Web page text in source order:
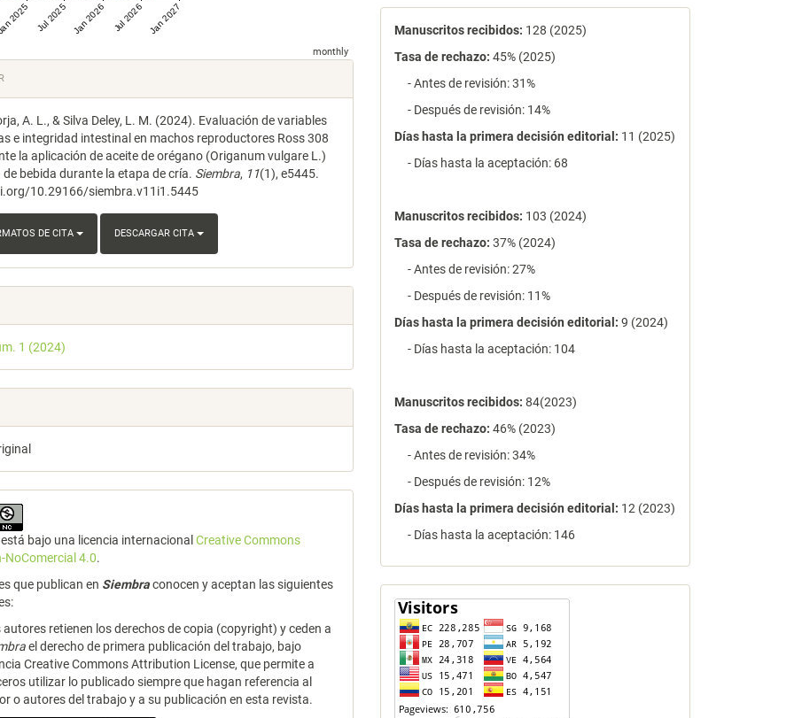
2025 Jul 2025 Jan 2026 Jul 2026 Jan 2027
monthly
A. L., & Silva Deley, L. M. (2024). Evaluación de variables
e integridad intestinal en machos reproductores Ross 308
la aplicación de aceite de orégano (Origanum vulgare L.)
de bebida durante la etapa de cría. Siembra, 11(1), e5445.
10.29166/siembra.v11i1.5445
DE CITA DESCARGAR CITA
1 (2024)
bajo una licencia internacionalCreative Commons
NoComercial 4.0.
que publican en Siembraconocen y aceptan las siguientes
autores retienen los derechos de copia (copyright) y ceden a
el derecho de primera publicación del trabajo, bajo
Creative Commons Attribution License, que permite a
utilizar lo publicado siempre que hagan referencia al
o autores del trabajo y a su publicación en esta revista.
estadísticas
Manuscritos recibidos: 128 (2025)
Tasa de rechazo: 45% (2025)
- Antes de revisión: 31%
- Después de revisión: 14%
Días hasta la primera decisión editorial: 11 (2025)
- Días hasta la aceptación: 68
Manuscritos recibidos: 103 (2024)
Tasa de rechazo: 37% (2024)
- Antes de revisión: 27%
- Después de revisión: 11%
Días hasta la primera decisión editorial: 9 (2024)
- Días hasta la aceptación: 104
Manuscritos recibidos: 84(2023)
Tasa de rechazo: 46% (2023)
- Antes de revisión: 34%
- Después de revisión: 12%
Días hasta la primera decisión editorial: 12 (2023)
- Días hasta la aceptación: 146
contador